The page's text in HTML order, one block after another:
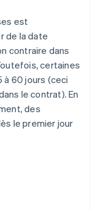
est
de la date
contraire dans
certaines
60 jours (ceci
le contrat). En
des
le premier jour